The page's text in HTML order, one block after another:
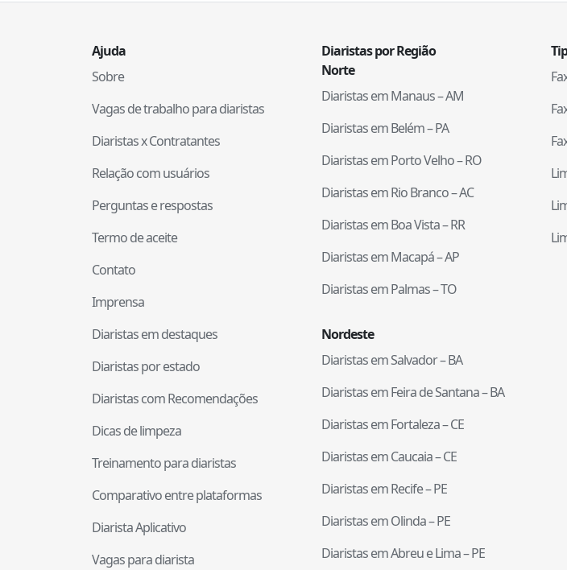
Ajuda
Sobre
Vagas de trabalho para diaristas
Diaristas x Contratantes
Relação com usuários
Perguntas e respostas
Termo de aceite
Contato
Imprensa
Diaristas em destaques
Diaristas por estado
Diaristas com Recomendações
Dicas de limpeza
Treinamento para diaristas
Comparativo entre plataformas
Diarista Aplicativo
Vagas para diarista
Diaristas por Região
Norte
Diaristas emManaus–AM
Diaristas emBelém–PA
Diaristas emPorto Velho–RO
Diaristas emRio Branco–AC
Diaristas emBoa Vista–RR
Diaristas emMacapá–AP
Diaristas emPalmas–TO
Nordeste
Diaristas emSalvador–BA
Diaristas emFeira de Santana–BA
Diaristas emFortaleza–CE
Diaristas emCaucaia–CE
Diaristas emRecife–PE
Diaristas emOlinda–PE
Diaristas emAbreu e Lima–PE